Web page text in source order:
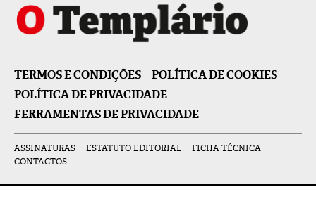
TERMOS E CONDIÇÕES
POLÍTICA DE COOKIES
POLÍTICA DE PRIVACIDADE
FERRAMENTAS DE PRIVACIDADE
ASSINATURAS ESTATUTO EDITORIAL
FICHA TÉCNICA
CONTACTOS